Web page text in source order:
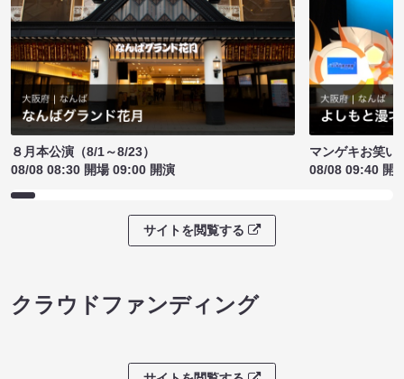
８月本公演（8/1～8/23）
08/08 08:30 開場 09:00 開演
マンゲキお笑い
08/08 09:40 開
サイトを閲覧する
クラウドファンディング